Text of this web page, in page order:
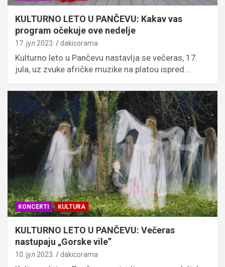
KULTURNO LETO U PANČEVU: Kakav vas
program očekuje ove nedelje
17. јул 2023. dakicorama
Kulturno leto u Pančevu nastavlja se večeras, 17.
jula, uz zvuke afričke muzike na platou ispred…
KONCERTI KULTURA
KULTURNO LETO U PANČEVU: Večeras
nastupaju „Gorske vile”
10. јул 2023. dakicorama